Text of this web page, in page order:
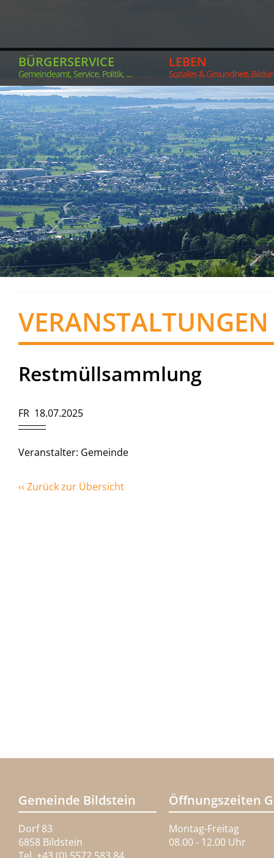
BÜRGERSERVICE
Gemeindeamt, Service, Politik, ...
LEBEN
Soziales & Gesundheit,
VERANSTALTUNGEN
Restmüllsammlung
FR 18.07.2025
Veranstalter: Gemeinde
‹‹ Zurück zur Übersicht
Gemeinde Bildstein
Dorf 83
6858 Bildstein
Öffnungszeiten
Montag-Freitag
08.00 - 12.00 Uhr